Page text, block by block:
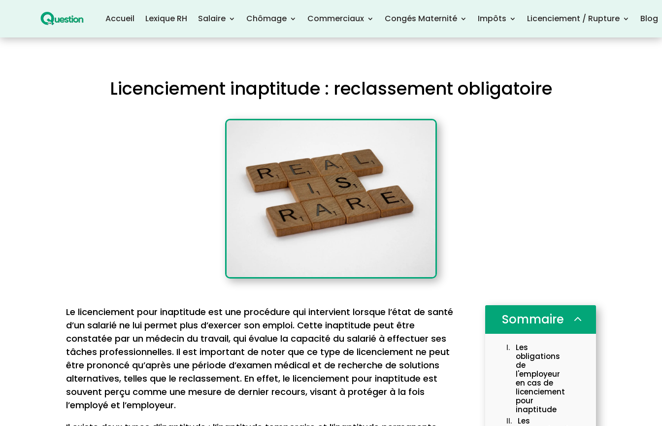
Accueil Lexique RH Salaire Chômage Commerciaux Congés Maternité Impôts Licenciement / Rupture Blog
Licenciement inaptitude : reclassement obligatoire
Le licenciement pour inaptitude est une procédure qui intervient lorsque l’état de santé
d’un salarié ne lui permet plus d’exercer son emploi. Cette inaptitude peut être
constatée par un médecin du travail, qui évalue la capacité du salarié à effectuer ses
tâches professionnelles. Il est important de noter que ce type de licenciement ne peut
être prononcé qu’après une période d’examen médical et de recherche de solutions
alternatives, telles que le reclassement. En effet, le licenciement pour inaptitude est
souvent perçu comme une mesure de dernier recours, visant à protéger à la fois
l’employé et l’employeur.
Sommaire 2
Les
obligations
de
l'employeur
en cas de
licenciement
pour
inaptitude
Les